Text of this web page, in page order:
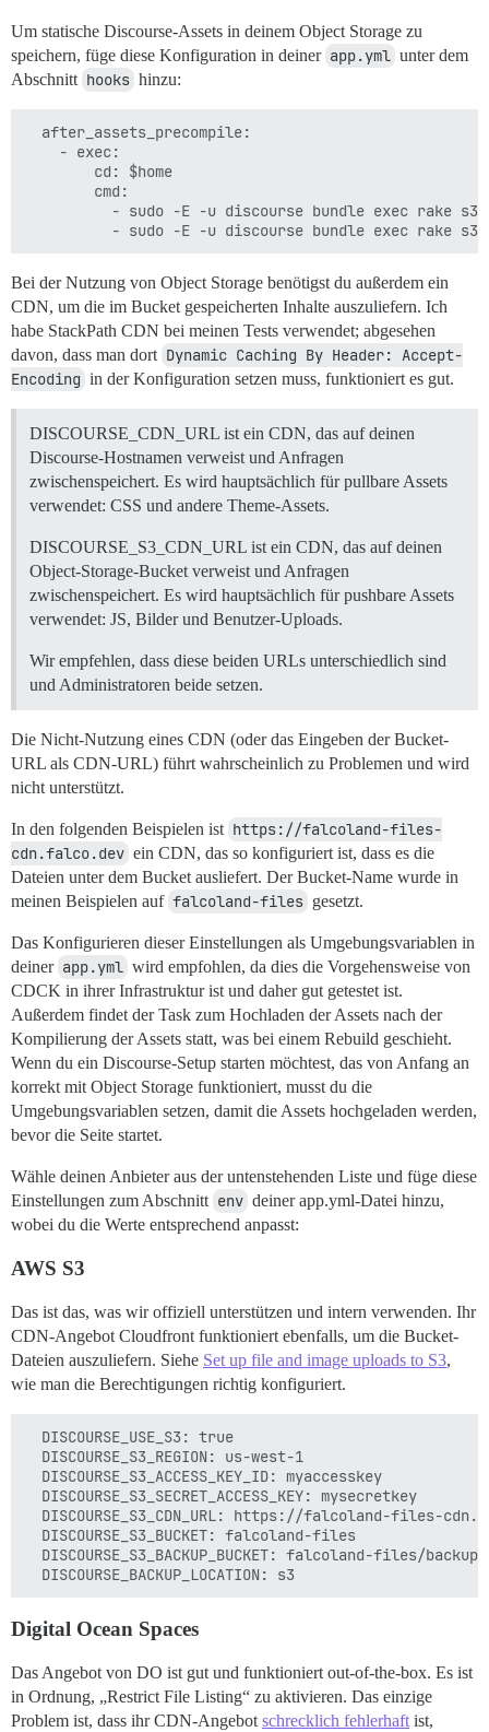
Um statische Discourse-Assets in deinem Object Storage zu
speichern, füge diese Konfiguration in deiner app.yml unter dem
Abschnitt hooks hinzu:
  after_assets_precompile:
    - exec:
        cd: $home
        cmd:
- sudo -E -u discourse bundle exec rake
Bei der Nutzung von Object Storage benötigst du außerdem ein
CDN, um die im Bucket gespeicherten Inhalte auszuliefern. Ich
habe StackPath CDN bei meinen Tests verwendet; abgesehen
davon, dass man dort Dynamic Caching By Header: Accept-
Encoding in der Konfiguration setzen muss, funktioniert es gut.
DISCOURSE_CDN_URL ist ein CDN, das auf deinen
Discourse-Hostnamen verweist und Anfragen
zwischenspeichert. Es wird hauptsächlich für pullbare Assets
verwendet: CSS und andere Theme-Assets.
DISCOURSE_S3_CDN_URL ist ein CDN, das auf deinen
Object-Storage-Bucket verweist und Anfragen
zwischenspeichert. Es wird hauptsächlich für pushbare Assets
verwendet: JS, Bilder und Benutzer-Uploads.
Wir empfehlen, dass diese beiden URLs unterschiedlich sind
und Administratoren beide setzen.
Die Nicht-Nutzung eines CDN (oder das Eingeben der Bucket-
URL als CDN-URL) führt wahrscheinlich zu Problemen und wird
nicht unterstützt.
In den folgenden Beispielen ist https://falcoland-files-
cdn.falco.dev ein CDN, das so konfiguriert ist, dass es die
Dateien unter dem Bucket ausliefert. Der Bucket-Name wurde in
meinen Beispielen auf falcoland-files gesetzt.
Das Konfigurieren dieser Einstellungen als Umgebungsvariablen in
deiner app.yml wird empfohlen, da dies die Vorgehensweise von
CDCK in ihrer Infrastruktur ist und daher gut getestet ist.
Außerdem findet der Task zum Hochladen der Assets nach der
Kompilierung der Assets statt, was bei einem Rebuild geschieht.
Wenn du ein Discourse-Setup starten möchtest, das von Anfang an
korrekt mit Object Storage funktioniert, musst du die
Umgebungsvariablen setzen, damit die Assets hochgeladen werden,
bevor die Seite startet.
Wähle deinen Anbieter aus der untenstehenden Liste und füge diese
Einstellungen zum Abschnitt env deiner app.yml-Datei hinzu,
wobei du die Werte entsprechend anpasst:
AWS S3
Das ist das, was wir offiziell unterstützen und intern verwenden. Ihr
CDN-Angebot Cloudfront funktioniert ebenfalls, um die Bucket-
Dateien auszuliefern. Siehe Set up file and image uploads to S3,
wie man die Berechtigungen richtig konfiguriert.
  DISCOURSE_USE_S3: true
  DISCOURSE_S3_REGION: us-west-1
  DISCOURSE_S3_ACCESS_KEY_ID: myaccesskey
  DISCOURSE_S3_SECRET_ACCESS_KEY: mysecretkey
DISCOURSE_S3_CDN_URL: https://falcoland-files-
  DISCOURSE_S3_BUCKET: falcoland-files
  DISCOURSE_S3_BACKUP_BUCKET: falcoland-files/backups
Digital Ocean Spaces
Das Angebot von DO ist gut und funktioniert out-of-the-box. Es ist
in Ordnung, „Restrict File Listing“ zu aktivieren. Das einzige
Problem ist, dass ihr CDN-Angebot schrecklich fehlerhaft ist,